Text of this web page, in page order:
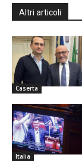
Altri articoli
Caserta
Italia